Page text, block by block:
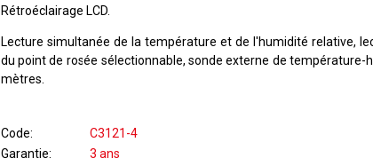
Rétroéclairage LCD.
Lecture simultanée de la température et de l'humidité relative,
du point de rosée sélectionnable, sonde externe de température-
mètres.
Code
C3121-4
Garantie
3 ans